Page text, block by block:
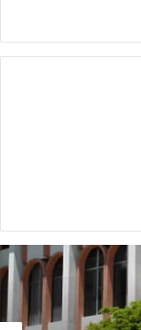
c
e
at
s